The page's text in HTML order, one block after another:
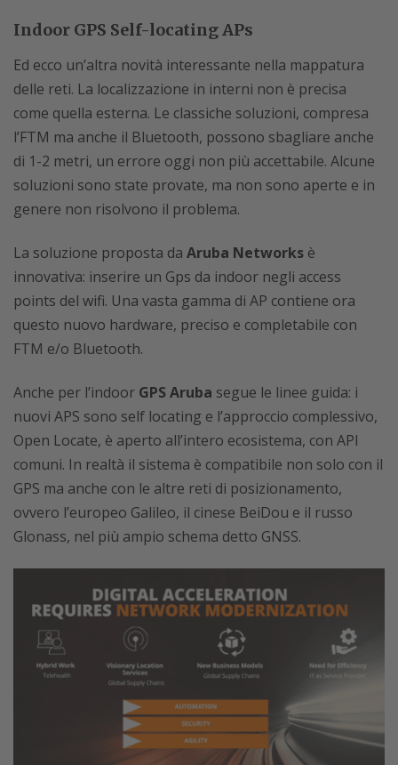
Indoor GPS Self-locating APs
Ed ecco un’altra novità interessante nella mappatura
delle reti. La localizzazione in interni non è precisa
come quella esterna. Le classiche soluzioni, compresa
l’FTM ma anche il Bluetooth, possono sbagliare anche
di 1-2 metri, un errore oggi non più accettabile. Alcune
soluzioni sono state provate, ma non sono aperte e in
genere non risolvono il problema.
La soluzione proposta da Aruba Networks è
innovativa: inserire un Gps da indoor negli access
points del wifi. Una vasta gamma di AP contiene ora
questo nuovo hardware, preciso e completabile con
FTM e/o Bluetooth.
Anche per l’indoor GPS Aruba segue le linee guida: i
nuovi APS sono self locating e l’approccio complessivo,
Open Locate, è aperto all’intero ecosistema, con API
comuni. In realtà il sistema è compatibile non solo con il
GPS ma anche con le altre reti di posizionamento,
ovvero l’europeo Galileo, il cinese BeiDou e il russo
Glonass, nel più ampio schema detto GNSS.